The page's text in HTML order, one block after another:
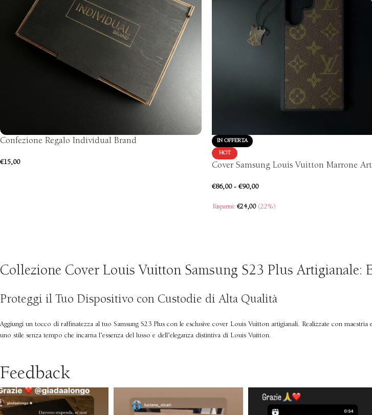
Confezione Regalo Individual Brand
€15,00
IN OFFERTA
HOT
Cover Samsung Louis Vuitton Marrone
€86,00 - €90,00
Risparmi: €24,00 (22%)
Collezione Cover Louis Vuitton Samsung S23 Plus Artigianale:
Proteggi il Tuo Dispositivo con Custodie di Alta Qualità
Aggiungi un tocco di raffinatezza al tuo Samsung S23 Plus con le esclusive cover Louis Vuitton artigianali. Realizzate con
uno stile senza tempo che incarna l’essenza del lusso e dell’eleganza distintiva di Louis Vuitton.
Feedback